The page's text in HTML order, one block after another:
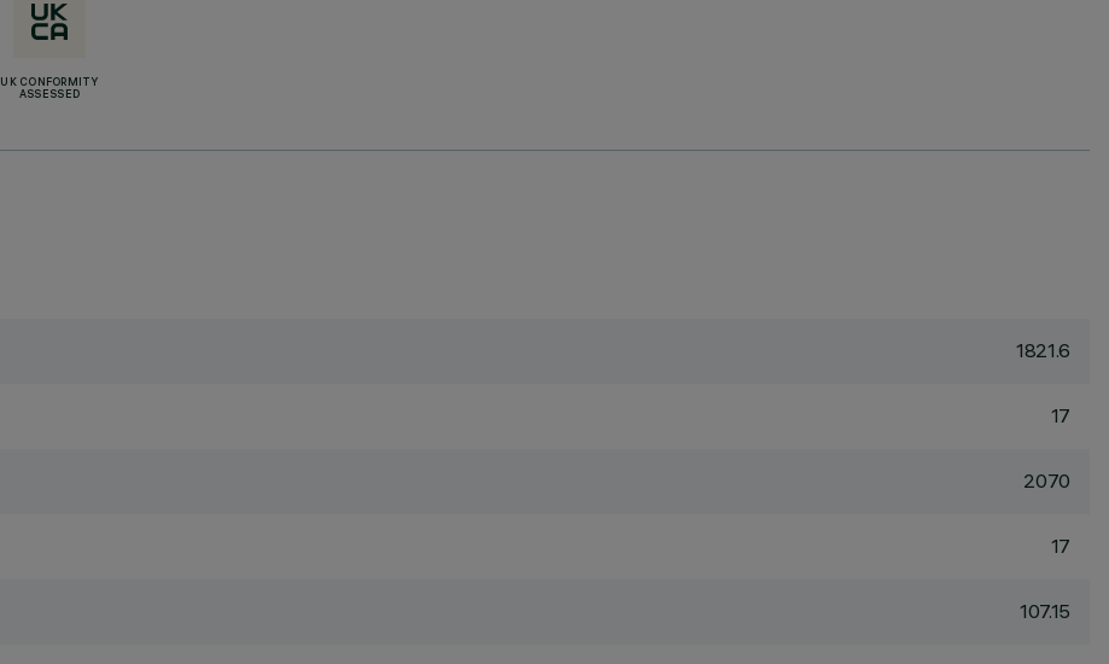
UK CONFORMITY
ASSESSED
1821.6
17
2070
17
107.15